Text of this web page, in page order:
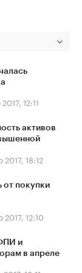
12:11
активов
18:12
от покупки
12:10
и
в апреле